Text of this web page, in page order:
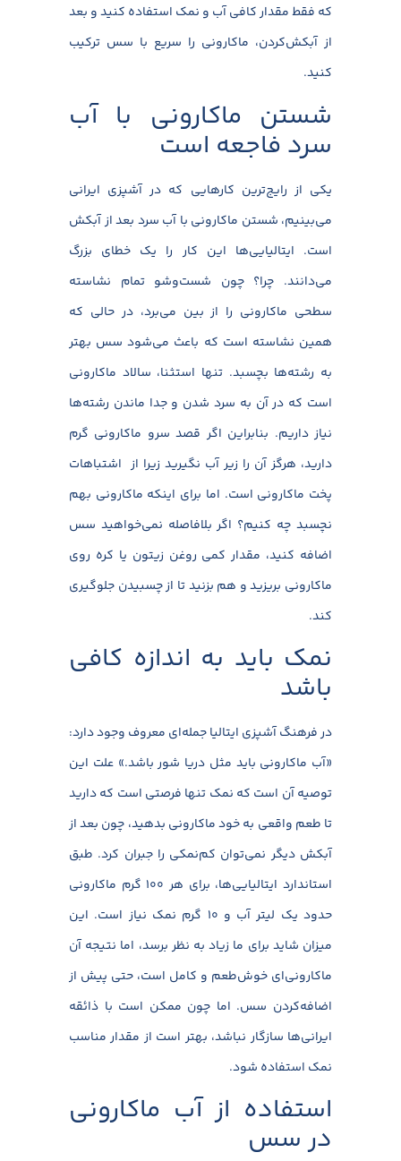
که فقط مقدار کافی آب و نمک استفاده کنید و بعد
از آبکش‌کردن، ماکارونی را سریع با سس ترکیب
کنید.
شستن ماکارونی با آب
سرد فاجعه است
یکی از رایج‌ترین کارهایی که در آشپزی ایرانی
می‌بینیم، شستن ماکارونی با آب سرد بعد از آبکش
است. ایتالیایی‌ها این کار را یک خطای بزرگ
می‌دانند. چرا؟ چون شست‌وشو تمام نشاسته
سطحی ماکارونی را از بین می‌برد، در حالی که
همین نشاسته است که باعث می‌شود سس بهتر
به رشته‌ها بچسبد. تنها استثنا، سالاد ماکارونی
است که در آن به سرد شدن و جدا ماندن رشته‌ها
نیاز داریم. بنابراین اگر قصد سرو ماکارونی گرم
دارید، هرگز آن را زیر آب نگیرید زیرا از اشتباهات
پخت ماکارونی است. اما برای اینکه ماکارونی بهم
نچسبد چه کنیم؟ اگر بلافاصله نمی‌خواهید سس
اضافه کنید، مقدار کمی روغن زیتون یا کره روی
ماکارونی بریزید و هم بزنید تا از چسبیدن جلوگیری
کند.
نمک باید به اندازه کافی
باشد
در فرهنگ آشپزی ایتالیا جمله‌ای معروف وجود دارد:
«آب ماکارونی باید مثل دریا شور باشد.» علت این
توصیه آن است که نمک تنها فرصتی است که دارید
تا طعم واقعی به خود ماکارونی بدهید، چون بعد از
آبکش دیگر نمی‌توان کم‌نمکی را جبران کرد. طبق
استاندارد ایتالیایی‌ها، برای هر ۱۰۰ گرم ماکارونی
حدود یک لیتر آب و ۱۰ گرم نمک نیاز است. این
میزان شاید برای ما زیاد به نظر برسد، اما نتیجه آن
ماکارونی‌ای خوش‌طعم و کامل است، حتی پیش از
اضافه‌کردن سس. اما چون ممکن است با ذائقه
ایرانی‌ها سازگار نباشد، بهتر است از مقدار مناسب
نمک استفاده شود.
استفاده از آب ماکارونی
در سس